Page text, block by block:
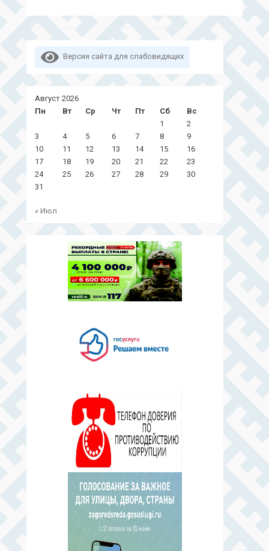
Версия сайта для слабовидящих
Август 2026
Пн
Вт Ср Чт Пт Сб
Вс
1
2
3
4 5 6 7 8
9
10
11 12 13 14 15
16
17
18 19 20 21 22
23
24
25 26 27 28 29
30
31
« Июл